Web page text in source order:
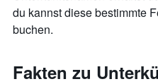
den
durchschnittlichen
Zimmerpreis
du kannst diese bestimmte
buchen.
Fakten zu